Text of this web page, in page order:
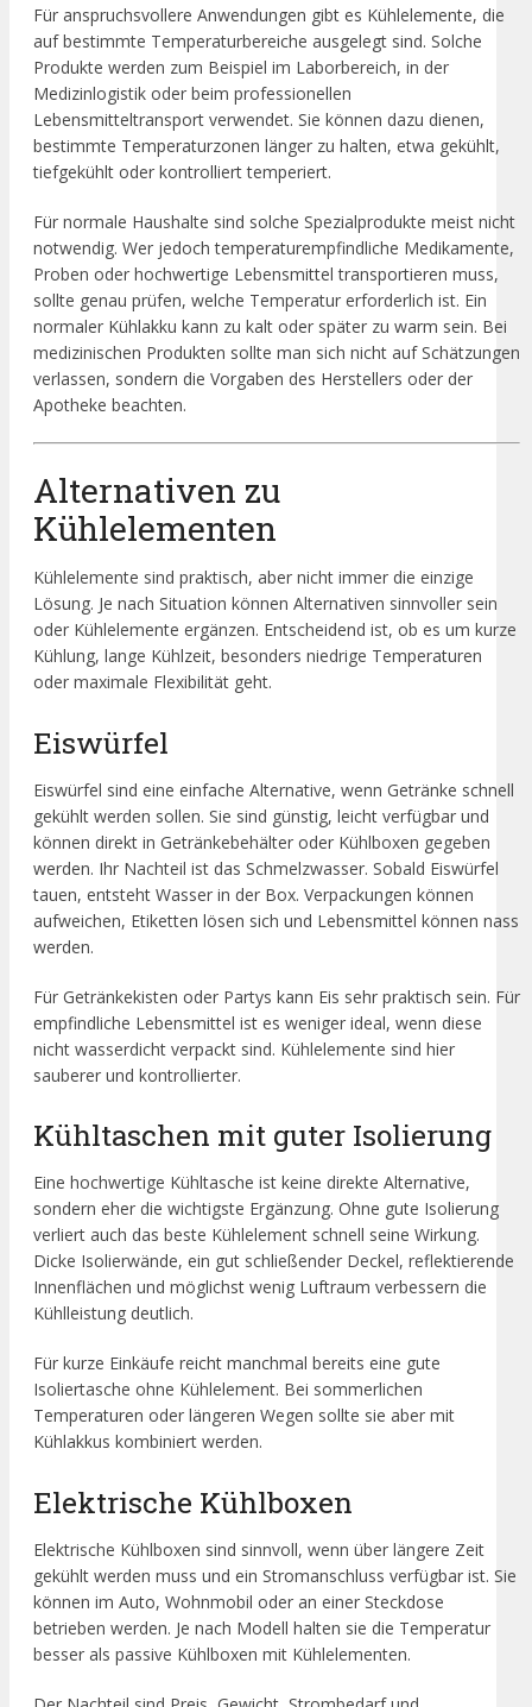
Für anspruchsvollere Anwendungen gibt es Kühlelemente, die
auf bestimmte Temperaturbereiche ausgelegt sind. Solche
Produkte werden zum Beispiel im Laborbereich, in der
Medizinlogistik oder beim professionellen
Lebensmitteltransport verwendet. Sie können dazu dienen,
bestimmte Temperaturzonen länger zu halten, etwa gekühlt,
tiefgekühlt oder kontrolliert temperiert.
Für normale Haushalte sind solche Spezialprodukte meist nicht
notwendig. Wer jedoch temperaturempfindliche Medikamente,
Proben oder hochwertige Lebensmittel transportieren muss,
sollte genau prüfen, welche Temperatur erforderlich ist. Ein
normaler Kühlakku kann zu kalt oder später zu warm sein. Bei
medizinischen Produkten sollte man sich nicht auf Schätzungen
verlassen, sondern die Vorgaben des Herstellers oder der
Apotheke beachten.
Alternativen zu
Kühlelementen
Kühlelemente sind praktisch, aber nicht immer die einzige
Lösung. Je nach Situation können Alternativen sinnvoller sein
oder Kühlelemente ergänzen. Entscheidend ist, ob es um kurze
Kühlung, lange Kühlzeit, besonders niedrige Temperaturen
oder maximale Flexibilität geht.
Eiswürfel
Eiswürfel sind eine einfache Alternative, wenn Getränke schnell
gekühlt werden sollen. Sie sind günstig, leicht verfügbar und
können direkt in Getränkebehälter oder Kühlboxen gegeben
werden. Ihr Nachteil ist das Schmelzwasser. Sobald Eiswürfel
tauen, entsteht Wasser in der Box. Verpackungen können
aufweichen, Etiketten lösen sich und Lebensmittel können nass
werden.
Für Getränkekisten oder Partys kann Eis sehr praktisch sein. Für
empfindliche Lebensmittel ist es weniger ideal, wenn diese
nicht wasserdicht verpackt sind. Kühlelemente sind hier
sauberer und kontrollierter.
Kühltaschen mit guter Isolierung
Eine hochwertige Kühltasche ist keine direkte Alternative,
sondern eher die wichtigste Ergänzung. Ohne gute Isolierung
verliert auch das beste Kühlelement schnell seine Wirkung.
Dicke Isolierwände, ein gut schließender Deckel, reflektierende
Innenflächen und möglichst wenig Luftraum verbessern die
Kühlleistung deutlich.
Für kurze Einkäufe reicht manchmal bereits eine gute
Isoliertasche ohne Kühlelement. Bei sommerlichen
Temperaturen oder längeren Wegen sollte sie aber mit
Kühlakkus kombiniert werden.
Elektrische Kühlboxen
Elektrische Kühlboxen sind sinnvoll, wenn über längere Zeit
gekühlt werden muss und ein Stromanschluss verfügbar ist. Sie
können im Auto, Wohnmobil oder an einer Steckdose
betrieben werden. Je nach Modell halten sie die Temperatur
besser als passive Kühlboxen mit Kühlelementen.